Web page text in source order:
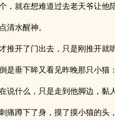
，就在想难道过去老天爷让他
清水醒神。
推开了门出去，只是刚推开就
是垂下眸又看见昨晚那只小猫
说什么，只是走到他脚边，黏
痛蹲下了身，摸了摸小猫的头